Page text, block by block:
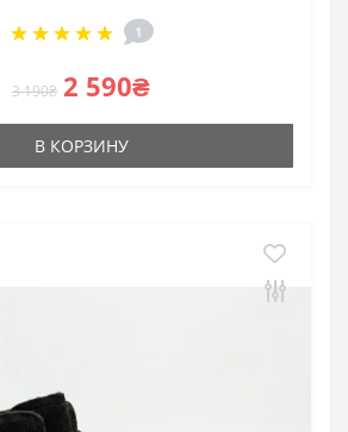
1
3 190₴ 2 590₴
В КОРЗИНУ